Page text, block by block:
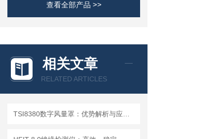
查看全部产品 >>
相关文章
RELATED ARTICLES